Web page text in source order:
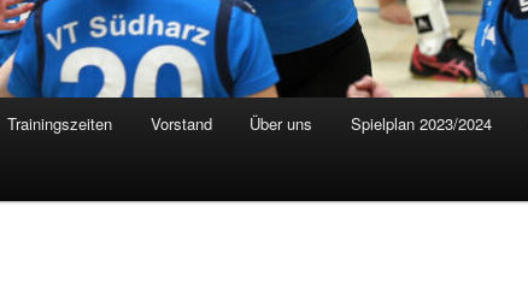
Trainingszeiten Vorstand Über uns Spielplan 2023/2024